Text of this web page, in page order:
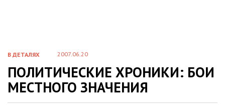
В ДЕТАЛЯХ 2007.06.20
ПОЛИТИЧЕСКИЕ ХРОНИКИ: БОИ
МЕСТНОГО ЗНАЧЕНИЯ